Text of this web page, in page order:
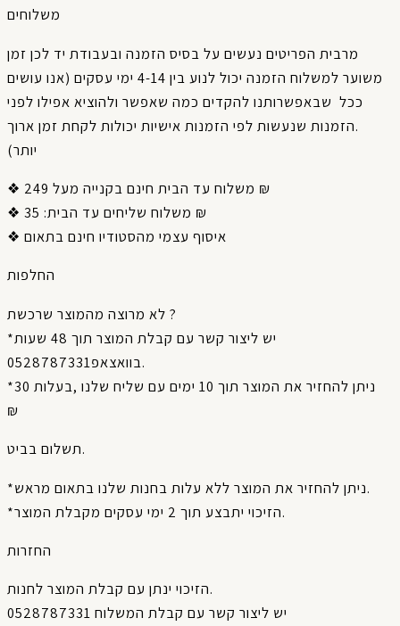
משלוחים
מרבית הפריטים נעשים על בסיס הזמנה ובעבודת יד לכן זמן
משוער למשלוח הזמנה יכול לנוע בין ימי עסקים (אנו עושים
ככל שבאפשרותנו להקדים כמה שאפשר ולהוציא אפילו לפני
.הזמנות שנעשות לפי הזמנות אישיות יכולות לקחת זמן ארוך
יותר)
❖ משלוח עד הבית חינם בקנייה מעל 249 ₪
❖ משלוח שליחים עד הבית: 35 ₪
❖ איסוף עצמי מהסטודיו חינם בתאום
החלפות
לא מרוצה מהמוצר שרכשת ?
*יש ליצור קשר עם קבלת המוצר תוך 48 שעות
בוואצאפ0528787331.
*ניתן להחזיר את המוצר תוך 10 ימים עם שליח שלנו ,בעלות 30
₪
תשלום בביט.
*ניתן להחזיר את המוצר ללא עלות בחנות שלנו בתאום מראש.
*הזיכוי יתבצע תוך 2 ימי עסקים מקבלת המוצר.
החזרות
הזיכוי ינתן עם קבלת המוצר לחנות.
יש ליצור קשר עם קבלת המשלוח 0528787331